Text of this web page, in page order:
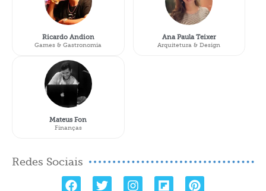
Ricardo Andion
Games & Gastronomia
Mateus Fon
Finanças
Ana Paula Teixer
Arquitetura & Design
Redes Sociais